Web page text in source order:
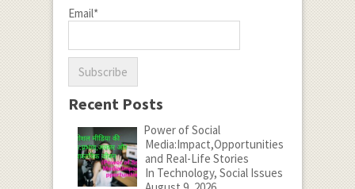
Email*
Recent Posts
Power of Social
Media:Impact,Opportunities
and Real-Life Stories
In Technology, Social Issues